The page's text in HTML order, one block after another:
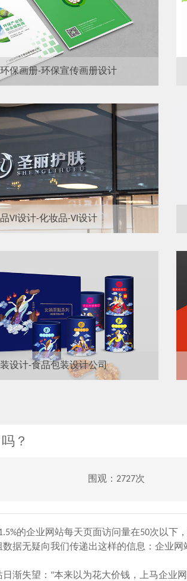
保画册-环保宣传画册设计
VI设计-化妆品-VI设计
设计-食品包装设计公司
？
围观：2727次
的企业网站每天页面访问量在50次以下，
据无疑向我们传递出这样的信息：企业网
渐失望："本来以为花大价钱，上马企业